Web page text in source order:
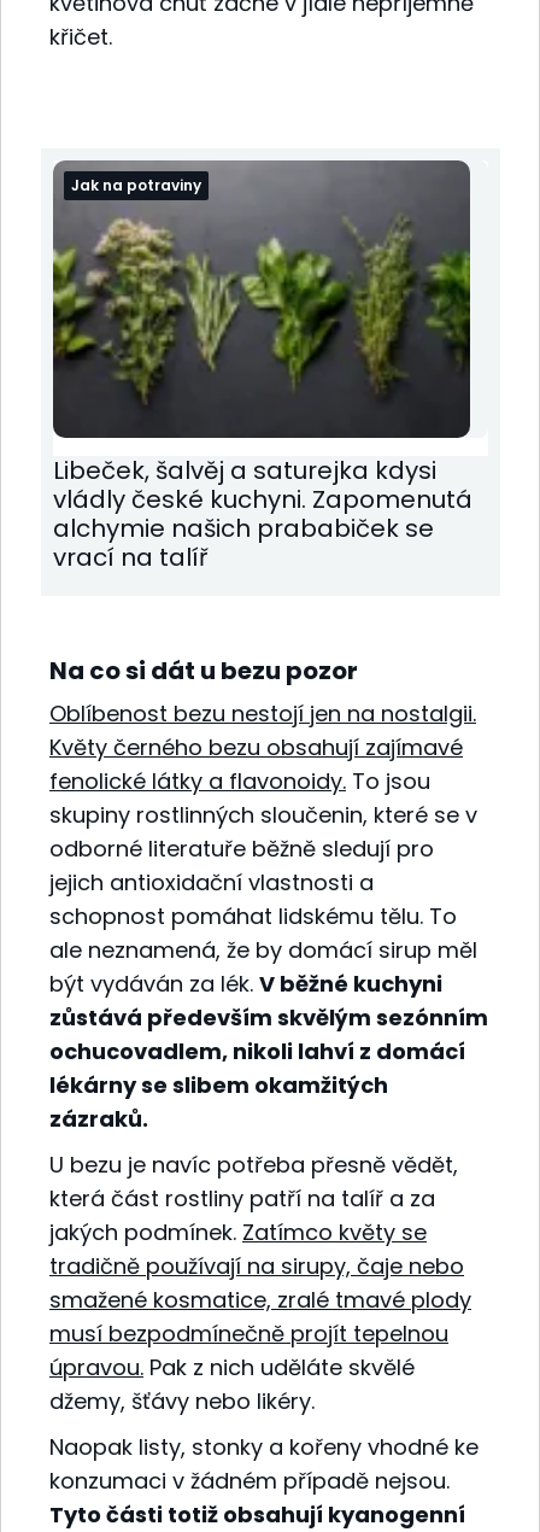
křičet.
Jak na potraviny
Libeček, šalvěj a saturejka kdysi
vládly české kuchyni. Zapomenutá
alchymie našich prababiček se
vrací na talíř
Na co si dát u bezu pozor
Oblíbenost bezu nestojí jen na nostalgii.
Květy černého bezu obsahují zajímavé
fenolické látky a flavonoidy. To jsou
skupiny rostlinných sloučenin, které se v
odborné literatuře běžně sledují pro
jejich antioxidační vlastnosti a
schopnost pomáhat lidskému tělu. To
ale neznamená, že by domácí sirup měl
být vydáván za lék. V běžné kuchyni
zůstává především skvělým sezónním
ochucovadlem, nikoli lahví z domácí
lékárny se slibem okamžitých
zázraků.
U bezu je navíc potřeba přesně vědět,
která část rostliny patří na talíř a za
jakých podmínek. Zatímco květy se
tradičně používají na sirupy, čaje nebo
smažené kosmatice, zralé tmavé plody
musí bezpodmínečně projít tepelnou
úpravou. Pak z nich uděláte skvělé
džemy, šťávy nebo likéry.
Naopak listy, stonky a kořeny vhodné ke
konzumaci v žádném případě nejsou.
Tyto části totiž obsahují kyanogenní